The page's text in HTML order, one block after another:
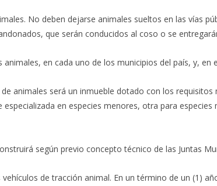
No deben dejarse animales sueltos en las vías
que serán conducidos al coso o se
en cada uno de los municipios del país, y,
animales será un inmueble dotado con los
en especies menores, otra para
según previo concepto técnico de las Juntas
vehículos de tracción animal. En un término de un (1)